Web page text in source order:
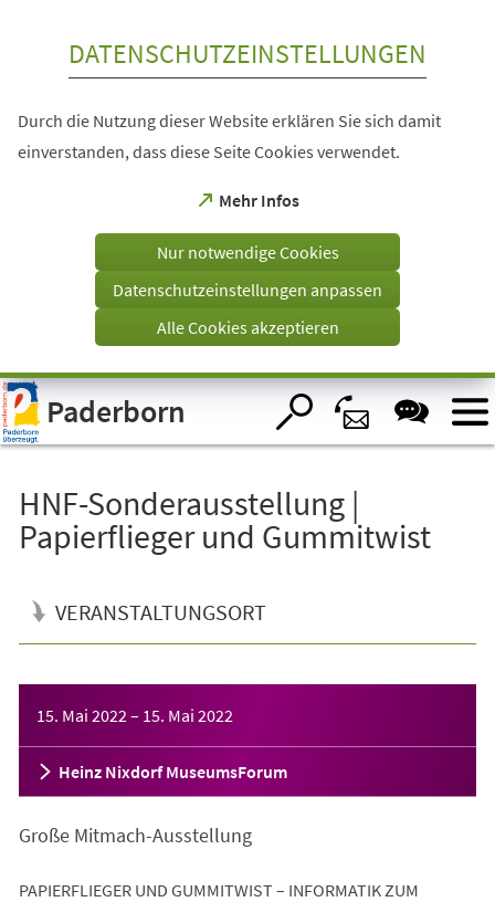
Visuelle
Assistenzsoftware
öffnen.
DATENSCHUTZEINSTELLUNGEN
Durch die Nutzung dieser Website erklären Sie sich damit
einverstanden, dass diese Seite Cookies verwendet.
Mehr Infos
(Öffnet
einem
Tab)
Nur notwendige Cookies
Datenschutzeinstellungen anpassen
Alle Cookies akzeptieren
Paderborn
HNF-Sonderausstellung |
Papierflieger und Gummitwist
VERANSTALTUNGSORT
15. Mai 2022 – 15. Mai 2022
Heinz Nixdorf MuseumsForum
Große Mitmach-Ausstellung
PAPIERFLIEGER UND GUMMITWIST – INFORMATIK ZUM